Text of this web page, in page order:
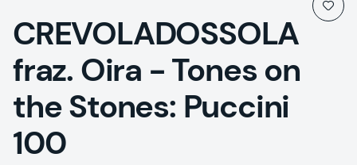
CREVOLADOSSOLA
fraz. Oira - Tones on
the Stones: Puccini
100